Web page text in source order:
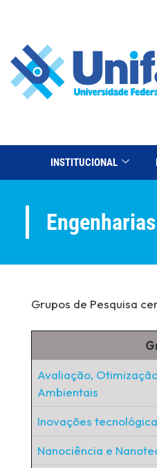
INSTITUCIONAL
Engenharias
Grupos de Pesquisa
Avaliação,
Ambientais
Inovações
Nanociência e